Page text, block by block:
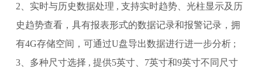
2、实时与历史数据处理 , 支持实时趋势、光柱显示及历
史趋势查看，具有报表形式的数据记录和报警记录，拥
有4G存储空间，可通过U盘导出数据进行进一步分析 ;
3、多种尺寸选择 , 提供5英寸、7英寸和9英寸不同尺寸